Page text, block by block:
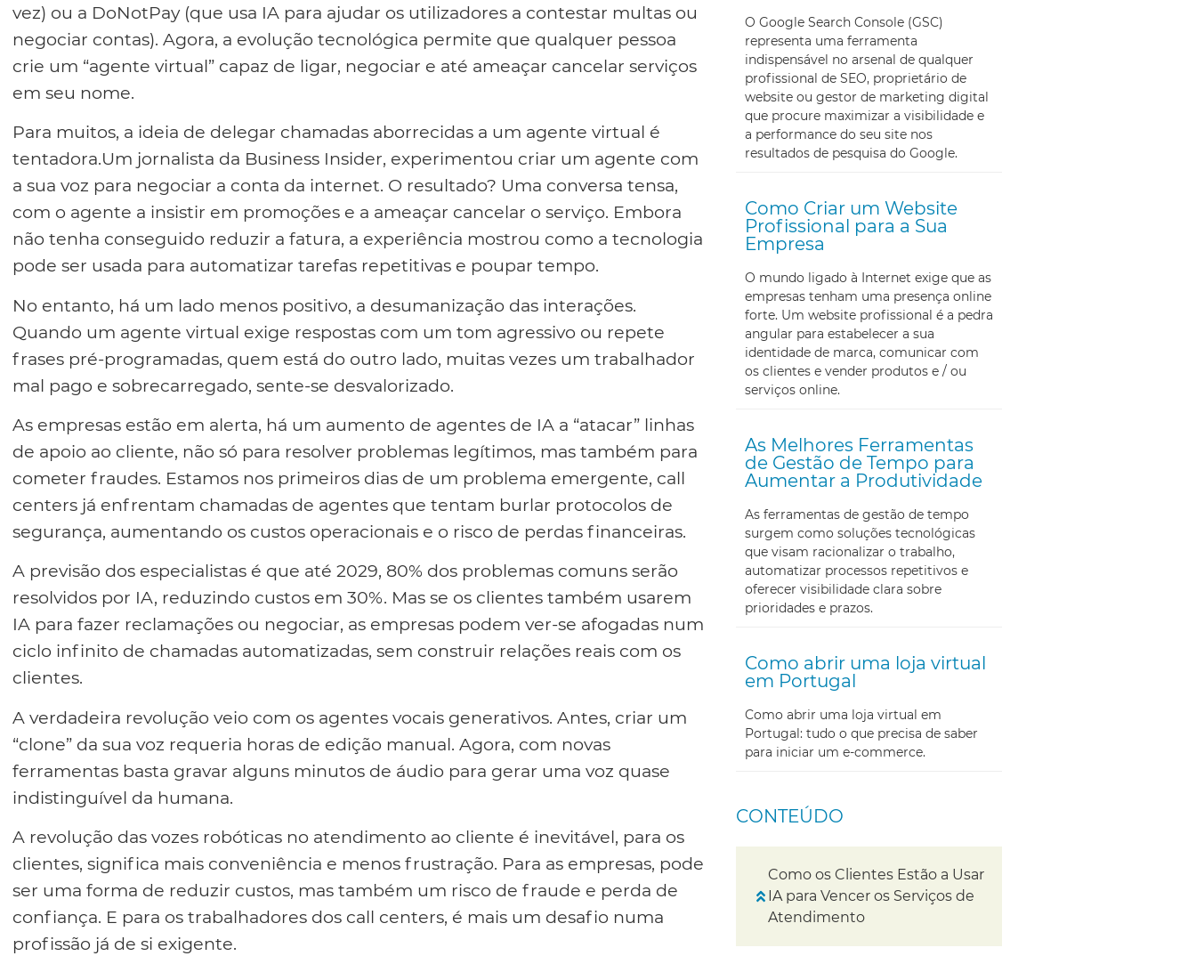
vez) ou a DoNotPay (que usa IA para ajudar os utilizadores a contestar multas ou
negociar contas). Agora, a evolução tecnológica permite que qualquer pessoa
crie um “agente virtual” capaz de ligar, negociar e até ameaçar cancelar serviços
em seu nome.
Para muitos, a ideia de delegar chamadas aborrecidas a um agente virtual é
tentadora.Um jornalista da Business Insider, experimentou criar um agente com
a sua voz para negociar a conta da internet. O resultado? Uma conversa tensa,
com o agente a insistir em promoções e a ameaçar cancelar o serviço. Embora
não tenha conseguido reduzir a fatura, a experiência mostrou como a tecnologia
pode ser usada para automatizar tarefas repetitivas e poupar tempo.
No entanto, há um lado menos positivo, a desumanização das interações.
Quando um agente virtual exige respostas com um tom agressivo ou repete
frases pré-programadas, quem está do outro lado, muitas vezes um trabalhador
mal pago e sobrecarregado, sente-se desvalorizado.
As empresas estão em alerta, há um aumento de agentes de IA a “atacar” linhas
de apoio ao cliente, não só para resolver problemas legítimos, mas também para
cometer fraudes. Estamos nos primeiros dias de um problema emergente, call
centers já enfrentam chamadas de agentes que tentam burlar protocolos de
segurança, aumentando os custos operacionais e o risco de perdas financeiras.
A previsão dos especialistas é que até 2029, 80% dos problemas comuns serão
resolvidos por IA, reduzindo custos em 30%. Mas se os clientes também usarem
IA para fazer reclamações ou negociar, as empresas podem ver-se afogadas num
ciclo infinito de chamadas automatizadas, sem construir relações reais com os
clientes.
A verdadeira revolução veio com os agentes vocais generativos. Antes, criar um
“clone” da sua voz requeria horas de edição manual. Agora, com novas
ferramentas basta gravar alguns minutos de áudio para gerar uma voz quase
indistinguível da humana.
A revolução das vozes robóticas no atendimento ao cliente é inevitável, para os
clientes, significa mais conveniência e menos frustração. Para as empresas, pode
ser uma forma de reduzir custos, mas também um risco de fraude e perda de
confiança. E para os trabalhadores dos call centers, é mais um desafio numa
profissão já de si exigente.
O Google Search Console (GSC)
representa uma ferramenta
indispensável no arsenal de qualquer
profissional de SEO, proprietário de
website ou gestor de marketing digital
que procure maximizar a visibilidade e
a performance do seu site nos
resultados de pesquisa do Google.
Como Criar um Website
Profissional para a Sua
Empresa
O mundo ligado à Internet exige que as
empresas tenham uma presença online
forte. Um website profissional é a pedra
angular para estabelecer a sua
identidade de marca, comunicar com
os clientes e vender produtos e / ou
serviços online.
As Melhores Ferramentas
de Gestão de Tempo para
Aumentar a Produtividade
As ferramentas de gestão de tempo
surgem como soluções tecnológicas
que visam racionalizar o trabalho,
automatizar processos repetitivos e
oferecer visibilidade clara sobre
prioridades e prazos.
Como abrir uma loja virtual
em Portugal
Como abrir uma loja virtual em
Portugal: tudo o que precisa de saber
para iniciar um e-commerce.
CONTEÚDO
Como os Clientes Estão a Usar
IA para Vencer os Serviços de
Atendimento